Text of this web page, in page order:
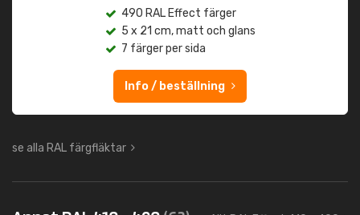
490 RAL Effect färger
5 x 21 cm, matt och glans
7 färger per sida
Info / beställning
se alla RAL färgfläktar